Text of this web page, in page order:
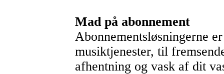
Mad på abonnement
Abonnementsløsningerne
musiktjenester, til
afhentning og vask af dit